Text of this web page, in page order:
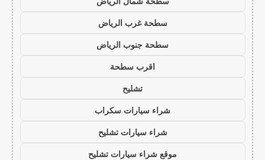
سطحة غرب الرياض
سطحة جنوب الرياض
اقرب سطحة
تشليح
شراء سيارات سكراب
شراء سيارات تشليح
موقع شراء سيارات تشليح